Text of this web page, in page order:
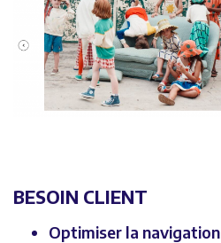
BESOIN CLIENT
Optimiser la